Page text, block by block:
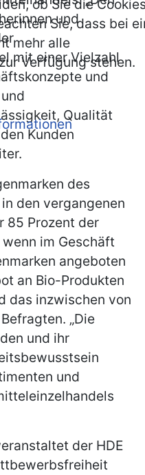
und
mit einer Vielzahl
und
Qualität
Kunden
des
den vergangenen
85 Prozent der
im Geschäft
angeboten
an Bio-Produkten
das inzwischen von
„Die
und ihr
und
der HDE
ob Sie die
Sie, dass bei
mehr alle
Verfügung stehen.